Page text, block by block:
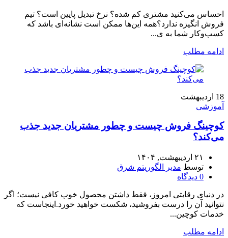
احساس می‌کنید مشتری کم شده؟ نرخ تبدیل پایین است؟ تیم
فروش انگیزه ندارد؟همه این‌ها ممکن است نشانه‌ای باشد که
کسب‌وکار شما به ی...
ادامه مطلب
18 اردیبهشت
آموزشی
کوچینگ فروش چیست و چطور مشتریان جدید جذب
می‌کند؟
۲۱ اردیبهشت, ۱۴۰۴
توسط مدیر الگوریتم شرق
0 دیدگاه
در دنیای رقابتی امروز، فقط داشتن محصول خوب کافی نیست؛ اگر
نتوانید آن را درست بفروشید، شکست خواهید خورد.اینجاست که
خدمات کوچین...
ادامه مطلب